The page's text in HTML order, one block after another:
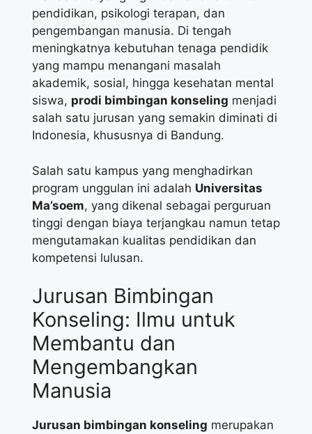
pendidikan, psikologi terapan, dan
pengembangan manusia. Di tengah
meningkatnya kebutuhan tenaga pendidik
yang mampu menangani masalah
akademik, sosial, hingga kesehatan mental
siswa, prodi bimbingan konseling menjadi
salah satu jurusan yang semakin diminati di
Indonesia, khususnya di Bandung.
Salah satu kampus yang menghadirkan
program unggulan ini adalah Universitas
Ma’soem, yang dikenal sebagai perguruan
tinggi dengan biaya terjangkau namun tetap
mengutamakan kualitas pendidikan dan
kompetensi lulusan.
Jurusan Bimbingan
Konseling: Ilmu untuk
Membantu dan
Mengembangkan
Manusia
Jurusan bimbingan konseling merupakan